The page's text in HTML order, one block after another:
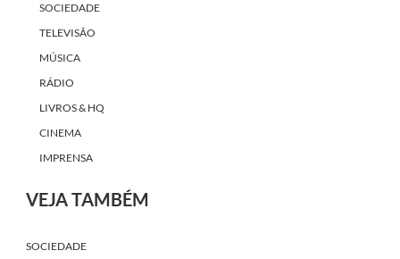
SOCIEDADE
TELEVISÃO
MÚSICA
RÁDIO
LIVROS & HQ
CINEMA
IMPRENSA
VEJA TAMBÉM
SOCIEDADE